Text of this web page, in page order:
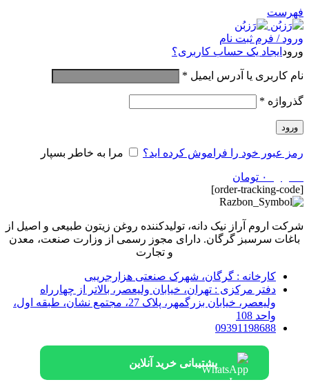
فهرست
ورود / فرم ثبت نام
ورود ایجاد یک حساب کاربری؟
نام کاربری یا آدرس ایمیل *
گذرواژه *
ورود
رمز عبور خود را فراموش کرده اید؟ مرا به خاطر بسپار
۰ تومان
[order-tracking-code]
شرکت اروم آراز نیک دانه، تولیدکننده روغن زیتون طبیعی و اصیل از
باغات سرسبز گرگان. دارای مجوز رسمی از وزارت صنعت، معدن
و تجارت
کارخانه : گرگان، شهرک صنعتی هزارجریبی
دفتر مرکزی : تهران، خیابان ولیعصر، بالاتر از چهارراه
ولیعصر، خیابان بزرگمهر، پلاک 27، مجتمع نشان، طبقه اول،
واحد 108
09391198688
پشتیبانی خرید آنلاین